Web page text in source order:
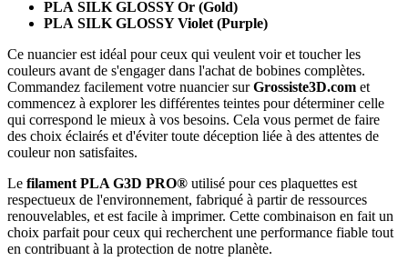
PLA SILK GLOSSY Or (Gold)
PLA SILK GLOSSY Violet (Purple)
Ce nuancier est idéal pour ceux qui veulent voir et toucher les
couleurs avant de s'engager dans l'achat de bobines complètes.
Commandez facilement votre nuancier surGrossiste3D.com et
commencez à explorer les différentes teintes pour déterminer celle
qui correspond le mieux à vos besoins. Cela vous permet de faire
des choix éclairés et d'éviter toute déception liée à des attentes de
couleur non satisfaites.
Le filament PLA G3D PRO® utilisé pour ces plaquettes est
respectueux de l'environnement, fabriqué à partir de ressources
renouvelables, et est facile à imprimer. Cette combinaison en fait un
choix parfait pour ceux qui recherchent une performance fiable tout
en contribuant à la protection de notre planète.